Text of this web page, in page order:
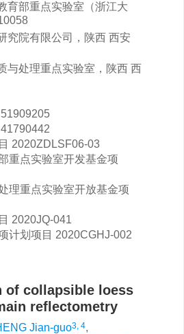
育部重点实验室（浙江大
究院有限公司，陕西 西安
与处理重点实验室，陕西 西
51909205
41790442
2020ZDLSF06-03
重点实验室开发基金项
理重点实验室开放基金项
2020JQ-041
计划项目 2020CGHJ-002
of collapsible loess
reflectometry
Jian-guo3, 4,